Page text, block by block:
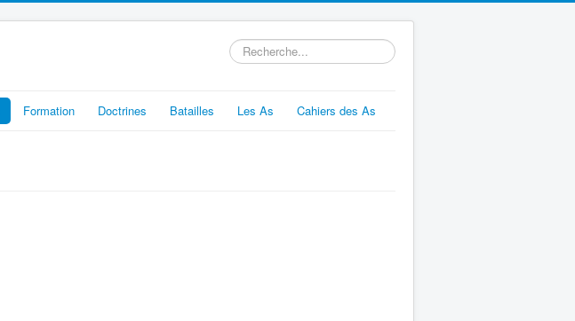
Rechercher
Formation Doctrines Batailles Les As Cahiers des As